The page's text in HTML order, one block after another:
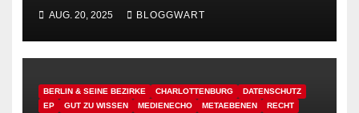
AUG. 20, 2025 BLOGGWART
BERLIN & SEINE BEZIRKE CHARLOTTENBURG
DATENSCHUTZ
EP
GUT ZU WISSEN MEDIENECHO METAEBENEN
RECHT